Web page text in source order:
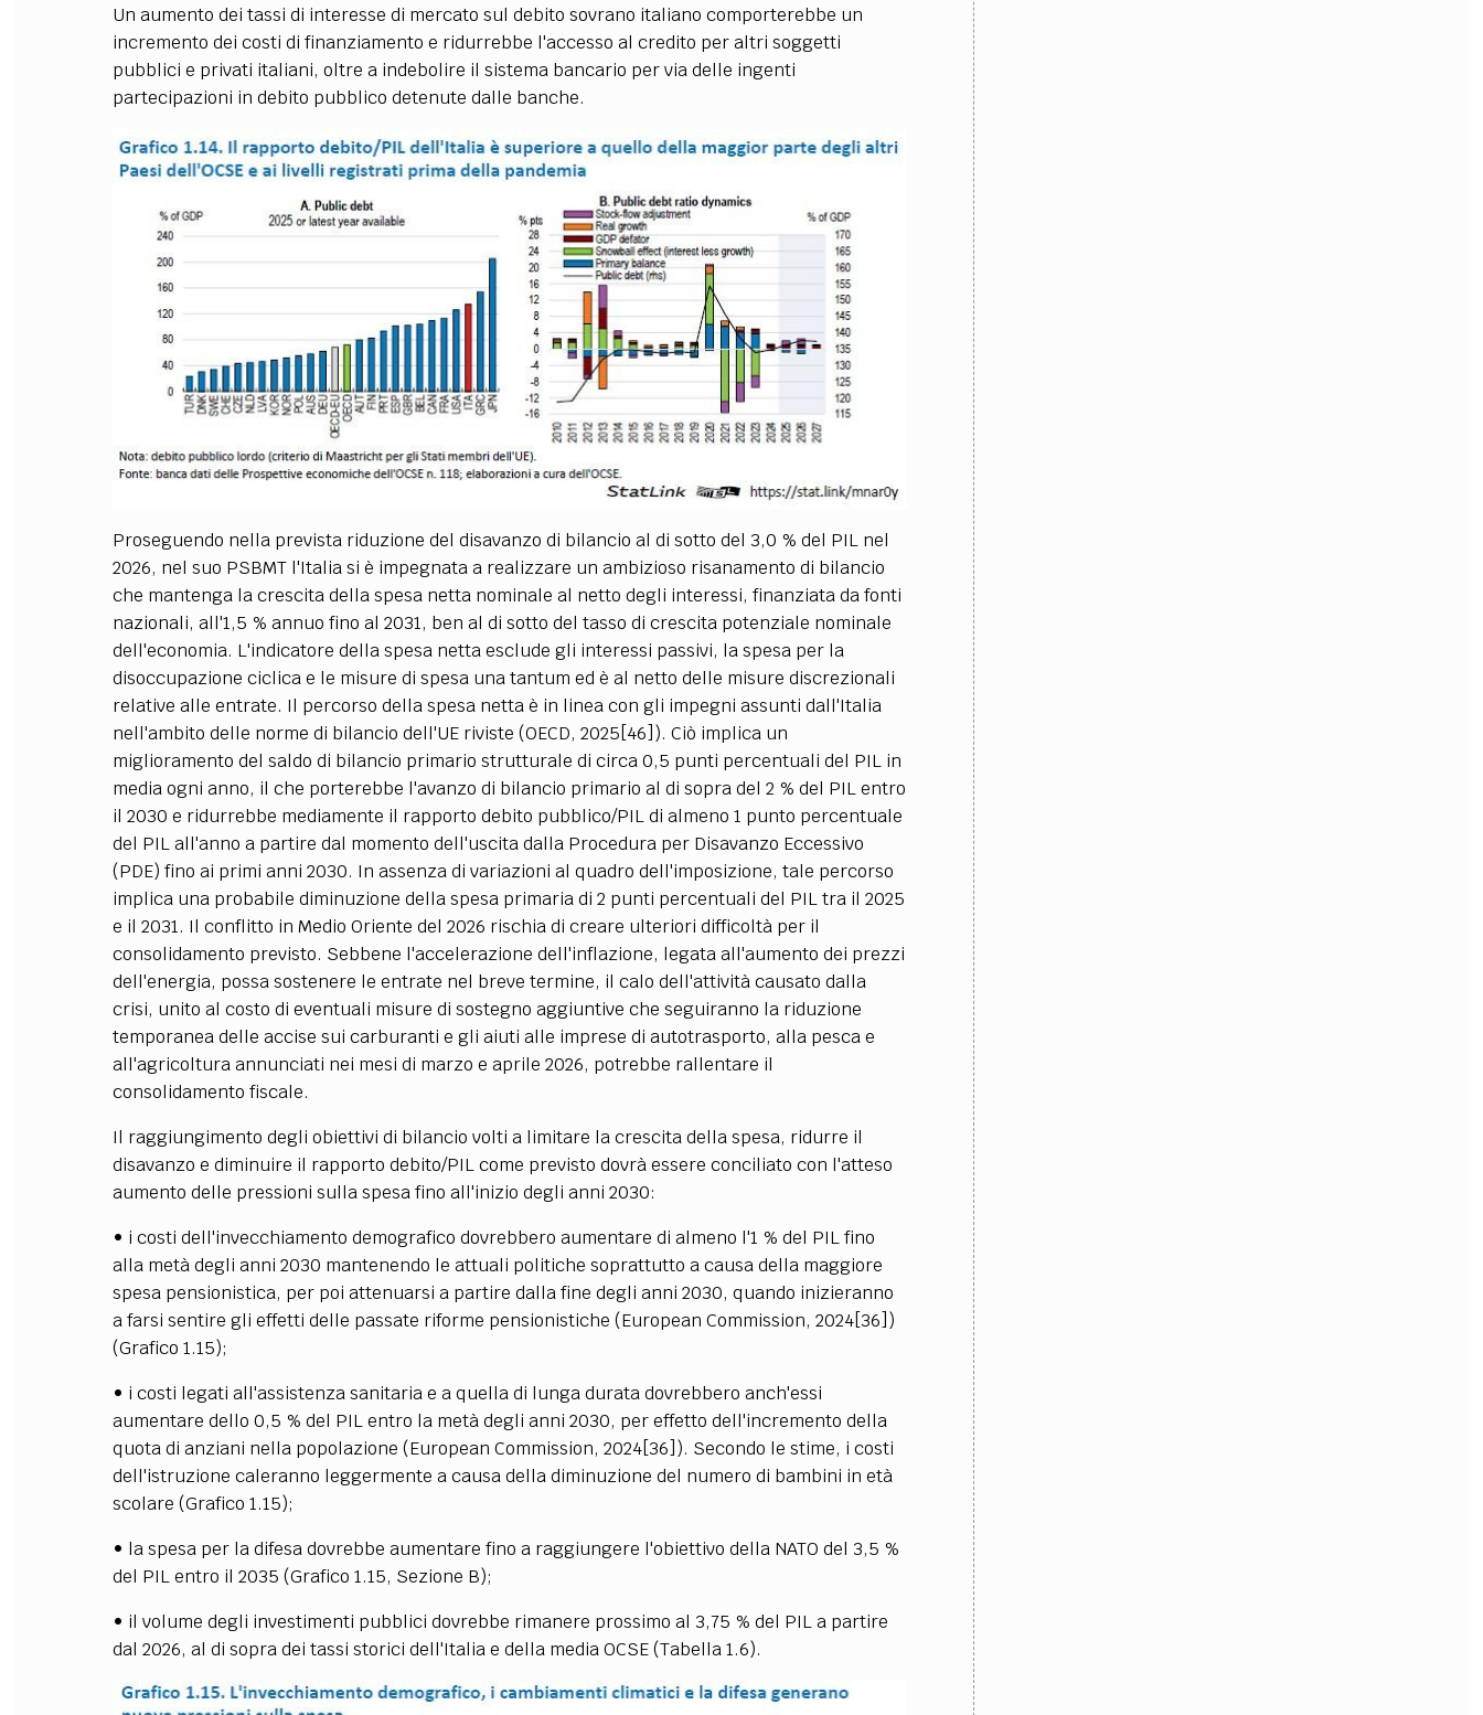
Un aumento dei tassi di interesse di mercato sul debito sovrano italiano comporterebbe un
incremento dei costi di finanziamento e ridurrebbe l'accesso al credito per altri soggetti
pubblici e privati italiani, oltre a indebolire il sistema bancario per via delle ingenti
partecipazioni in debito pubblico detenute dalle banche.
Proseguendo nella prevista riduzione del disavanzo di bilancio al di sotto del 3,0 % del PIL nel
2026, nel suo PSBMT l'Italia si è impegnata a realizzare un ambizioso risanamento di bilancio
che mantenga la crescita della spesa netta nominale al netto degli interessi, finanziata da fonti
nazionali, all'1,5 % annuo fino al 2031, ben al di sotto del tasso di crescita potenziale nominale
dell'economia. L'indicatore della spesa netta esclude gli interessi passivi, la spesa per la
disoccupazione ciclica e le misure di spesa una tantum ed è al netto delle misure discrezionali
relative alle entrate. Il percorso della spesa netta è in linea con gli impegni assunti dall'Italia
nell'ambito delle norme di bilancio dell'UE riviste (OECD, 2025[46]). Ciò implica un
miglioramento del saldo di bilancio primario strutturale di circa 0,5 punti percentuali del PIL in
media ogni anno, il che porterebbe l'avanzo di bilancio primario al di sopra del 2 % del PIL entro
il 2030 e ridurrebbe mediamente il rapporto debito pubblico/PIL di almeno 1 punto percentuale
del PIL all'anno a partire dal momento dell'uscita dalla Procedura per Disavanzo Eccessivo
(PDE) fino ai primi anni 2030. In assenza di variazioni al quadro dell'imposizione, tale percorso
implica una probabile diminuzione della spesa primaria di 2 punti percentuali del PIL tra il 2025
e il 2031. Il conflitto in Medio Oriente del 2026 rischia di creare ulteriori difficoltà per il
consolidamento previsto. Sebbene l'accelerazione dell'inflazione, legata all'aumento dei prezzi
dell'energia, possa sostenere le entrate nel breve termine, il calo dell'attività causato dalla
crisi, unito al costo di eventuali misure di sostegno aggiuntive che seguiranno la riduzione
temporanea delle accise sui carburanti e gli aiuti alle imprese di autotrasporto, alla pesca e
all'agricoltura annunciati nei mesi di marzo e aprile 2026, potrebbe rallentare il
consolidamento fiscale.
Il raggiungimento degli obiettivi di bilancio volti a limitare la crescita della spesa, ridurre il
disavanzo e diminuire il rapporto debito/PIL come previsto dovrà essere conciliato con l'atteso
aumento delle pressioni sulla spesa fino all'inizio degli anni 2030:
• i costi dell'invecchiamento demografico dovrebbero aumentare di almeno l'1 % del PIL fino
alla metà degli anni 2030 mantenendo le attuali politiche soprattutto a causa della maggiore
spesa pensionistica, per poi attenuarsi a partire dalla fine degli anni 2030, quando inizieranno
a farsi sentire gli effetti delle passate riforme pensionistiche (European Commission, 2024[36])
(Grafico 1.15);
• i costi legati all'assistenza sanitaria e a quella di lunga durata dovrebbero anch'essi
aumentare dello 0,5 % del PIL entro la metà degli anni 2030, per effetto dell'incremento della
quota di anziani nella popolazione (European Commission, 2024[36]). Secondo le stime, i costi
dell'istruzione caleranno leggermente a causa della diminuzione del numero di bambini in età
scolare (Grafico 1.15);
• la spesa per la difesa dovrebbe aumentare fino a raggiungere l'obiettivo della NATO del 3,5 %
del PIL entro il 2035 (Grafico 1.15, Sezione B);
• il volume degli investimenti pubblici dovrebbe rimanere prossimo al 3,75 % del PIL a partire
dal 2026, al di sopra dei tassi storici dell'Italia e della media OCSE (Tabella 1.6).